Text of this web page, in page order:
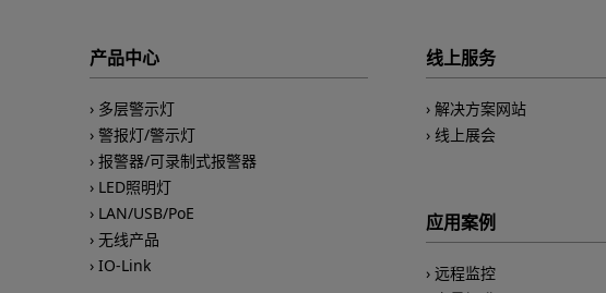
产品中心
多层警示灯
警报灯/警示灯
报警器/可录制式报警器
LED照明灯
LAN/USB/PoE
无线产品
IO-Link
线上服务
解决方案网站
线上展会
应用案例
远程监控